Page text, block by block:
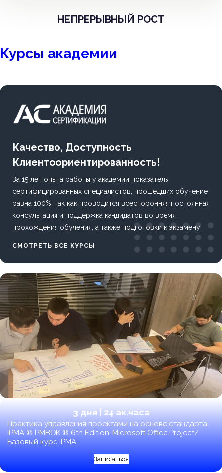
НЕПРЕРЫВНЫЙ РОСТ
Курсы академии
Качество, Доступность
Клиентоориентированность!
За 15 лет опыта работы у академии показатель
сертифицированных специалистов, прошедших обучение
равна 100%, так как проводится всесторонняя постоянная
консультация и поддержка кандидатов во время
прохождения обучения, а также подготовки к экзамену.
СМОТРЕТЬ ВСЕ КУРСЫ
3 дня | 24 ак.часа
Практика управления проектами на основе стандарта
IPMA ® PMBOK ® 6th Edition, Microsoft Office Project/
Базовый курс IPMA
Записаться